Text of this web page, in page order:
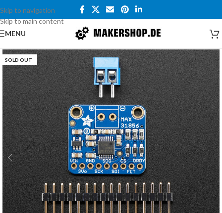
Skip to navigation
Skip to main content
MENU
SOLD OUT